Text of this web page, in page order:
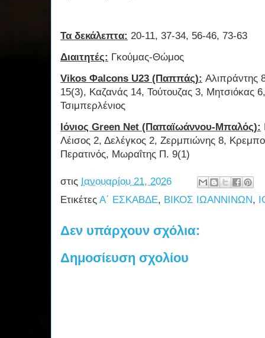
Τα δεκάλεπτα: 20-11, 37-34, 56-46, 73-63
Διαιτητές: Γκούμας-Θώμος
Vikos Φalcons U23 (Παππάς): Αλιπράντης
15(3), Καζανάς 14, Τούτουζας 3, Μητσιόκας
Τσιμπερλένιος
Ιόνιος Green Net (Παπαϊωάννου-Μπαλός):
Λέισος 2, Δελέγκος 2, Ζερμπιώνης 8,
Περατινός, Μωραΐτης Π. 9(1)
στις Ιανουαρίου 21, 2026
Ετικέτες Α΄ ΕΣΚΑΒΔΕ, ΒΙΚΟΣ ΙΩΑΝΝΙΝΩΝ,
Δεν υπάρχουν σχόλια:
Δημοσίευση σχολίου